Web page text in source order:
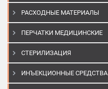
РАСХОДНЫЕ МАТЕРИАЛЫ
ПЕРЧАТКИ МЕДИЦИНСКИЕ
СТЕРИЛИЗАЦИЯ
ИНЪЕКЦИОННЫЕ СРЕДСТВА